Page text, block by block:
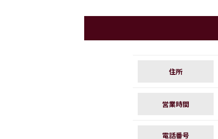
住所
営業時間
電話番号